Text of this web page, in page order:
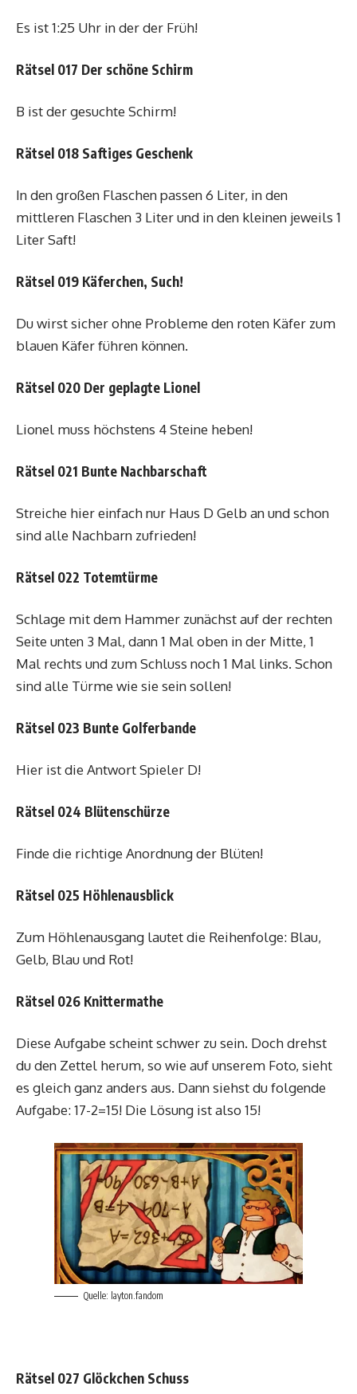
Es ist 1:25 Uhr in der der Früh!
Rätsel 017 Der schöne Schirm
B ist der gesuchte Schirm!
Rätsel 018 Saftiges Geschenk
In den großen Flaschen passen 6 Liter, in den
mittleren Flaschen 3 Liter und in den kleinen jeweils 1
Liter Saft!
Rätsel 019 Käferchen, Such!
Du wirst sicher ohne Probleme den roten Käfer zum
blauen Käfer führen können.
Rätsel 020 Der geplagte Lionel
Lionel muss höchstens 4 Steine heben!
Rätsel 021 Bunte Nachbarschaft
Streiche hier einfach nur Haus D Gelb an und schon
sind alle Nachbarn zufrieden!
Rätsel 022 Totemtürme
Schlage mit dem Hammer zunächst auf der rechten
Seite unten 3 Mal, dann 1 Mal oben in der Mitte, 1
Mal rechts und zum Schluss noch 1 Mal links. Schon
sind alle Türme wie sie sein sollen!
Rätsel 023 Bunte Golferbande
Hier ist die Antwort Spieler D!
Rätsel 024 Blütenschürze
Finde die richtige Anordnung der Blüten!
Rätsel 025 Höhlenausblick
Zum Höhlenausgang lautet die Reihenfolge: Blau,
Gelb, Blau und Rot!
Rätsel 026 Knittermathe
Diese Aufgabe scheint schwer zu sein. Doch drehst
du den Zettel herum, so wie auf unserem Foto, sieht
es gleich ganz anders aus. Dann siehst du folgende
Aufgabe: 17-2=15! Die Lösung ist also 15!
Quelle: layton.fandom
Rätsel 027 Glöckchen Schuss